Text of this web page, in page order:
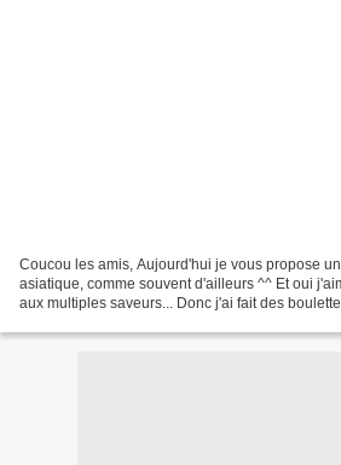
Coucou les amis, Aujourd'hui je vous propose
asiatique, comme souvent d'ailleurs ^^ Et oui
aux multiples saveurs... Donc j'ai fait des